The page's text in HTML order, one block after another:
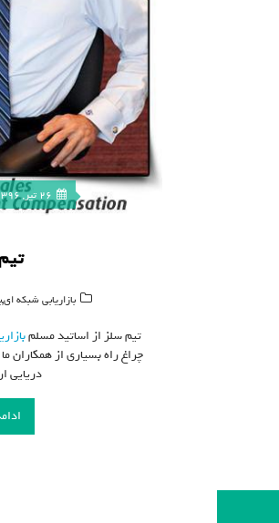
26 تیر, 1396
بازاریابی شبکه ای,
تیم سلز از اساتید مسلم
چراغ راه بسیاری از همکاران
دریایی